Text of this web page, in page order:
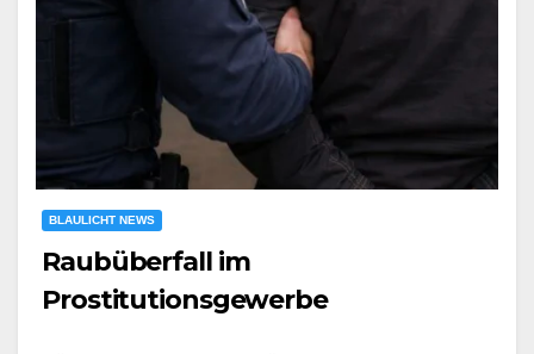
BLAULICHT NEWS
Raubüberfall im
Prostitutionsgewerbe